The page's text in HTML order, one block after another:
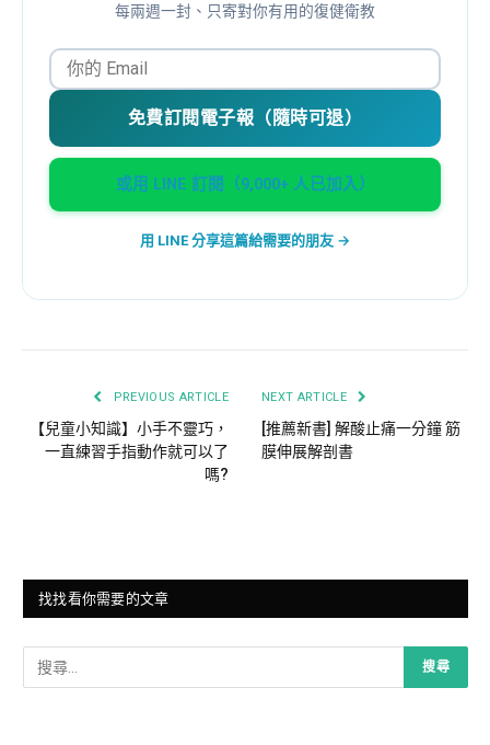
每兩週一封、只寄對你有用的復健衛教
免費訂閱電子報（隨時可退）
或用 LINE 訂閱（9,000+ 人已加入）
用 LINE 分享這篇給需要的朋友 →
PREVIOUS ARTICLE
【兒童小知識】小手不靈巧，
一直練習手指動作就可以了
嗎?
NEXT ARTICLE
[推薦新書] 解酸止痛一分鐘 筋
膜伸展解剖書
找找看你需要的文章